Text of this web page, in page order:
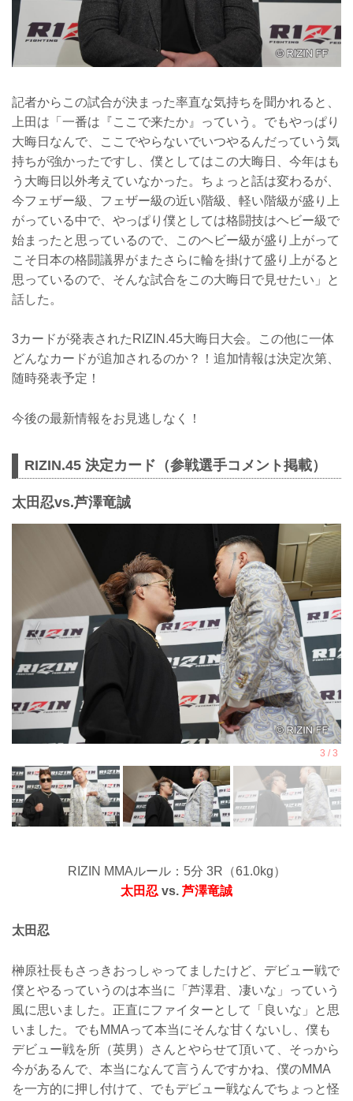
記者からこの試合が決まった率直な気持ちを聞かれると、
上田は「一番は『ここで来たか』っていう。でもやっぱり
大晦日なんで、ここでやらないでいつやるんだっていう気
持ちが強かったですし、僕としてはこの大晦日、今年はも
う大晦日以外考えていなかった。ちょっと話は変わるが、
今フェザー級、フェザー級の近い階級、軽い階級が盛り上
がっている中で、やっぱり僕としては格闘技はヘビー級で
始まったと思っているので、このヘビー級が盛り上がって
こそ日本の格闘議界がまたさらに輪を掛けて盛り上がると
思っているので、そんな試合をこの大晦日で見せたい」と
話した。
3カードが発表されたRIZIN.45大晦日大会。この他に一体
どんなカードが追加されるのか？！追加情報は決定次第、
随時発表予定！
今後の最新情報をお見逃しなく！
RIZIN.45 決定カード（参戦選手コメント掲載）
太田忍vs.芦澤竜誠
RIZIN MMAルール：5分 3R（61.0kg）
太田忍 vs. 芦澤竜誠
太田忍
榊原社長もさっきおっしゃってましたけど、デビュー戦で
僕とやるっていうのは本当に「芦澤君、凄いな」っていう
風に思いました。正直にファイターとして「良いな」と思
いました。でもMMAって本当にそんな甘くないし、僕も
デビュー戦を所（英男）さんとやらせて頂いて、そっから
今があるんで、本当になんて言うんですかね、僕のMMA
を一方的に押し付けて、でもデビュー戦なんでちょっと怪